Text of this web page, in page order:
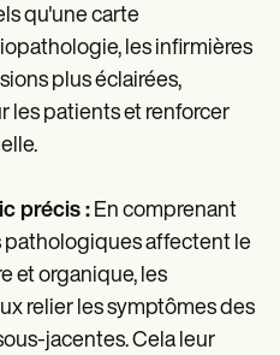
qu'une carte
les infirmières
plus éclairées,
les patients et renforcer
précis : En comprenant
pathologiques affectent le
et organique, les
relier les symptômes des
jacentes. Cela leur